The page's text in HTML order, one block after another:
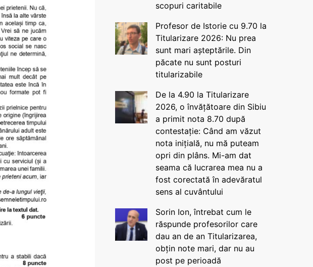
scopuri caritabile
Profesor de Istorie cu 9.70 la
Titularizare 2026: Nu prea
sunt mari așteptările. Din
păcate nu sunt posturi
titularizabile
De la 4.90 la Titularizare
2026, o învățătoare din Sibiu
a primit nota 8.70 după
contestație: Când am văzut
nota inițială, nu mă puteam
opri din plâns. Mi-am dat
seama că lucrarea mea nu a
fost corectată în adevăratul
sens al cuvântului
Sorin Ion, întrebat cum le
răspunde profesorilor care
dau an de an Titularizarea,
obțin note mari, dar nu au
post pe perioadă